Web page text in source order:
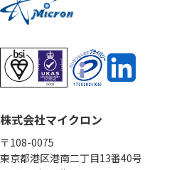
株式会社マイクロン
〒108-0075
東京都港区港南二丁目13番40号